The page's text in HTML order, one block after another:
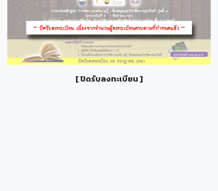
[ ปิดรับลงทะเบียน ]